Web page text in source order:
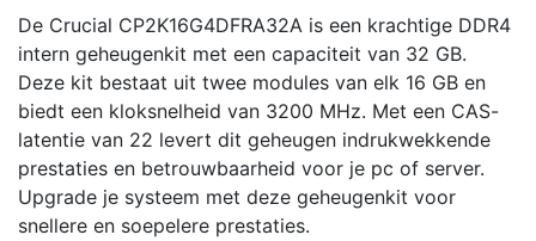
|
CL22
|
Geheugenmodules
|
aantal
De Crucial CP2K16G4DFRA32A is een krachtige DDR4
intern geheugenkit met een capaciteit van 32 GB.
Deze kit bestaat uit twee modules van elk 16 GB en
biedt een kloksnelheid van 3200 MHz. Met een CAS-
latentie van 22 levert dit geheugen indrukwekkende
prestaties en betrouwbaarheid voor je pc of server.
Upgrade je systeem met deze geheugenkit voor
snellere en soepelere prestaties.